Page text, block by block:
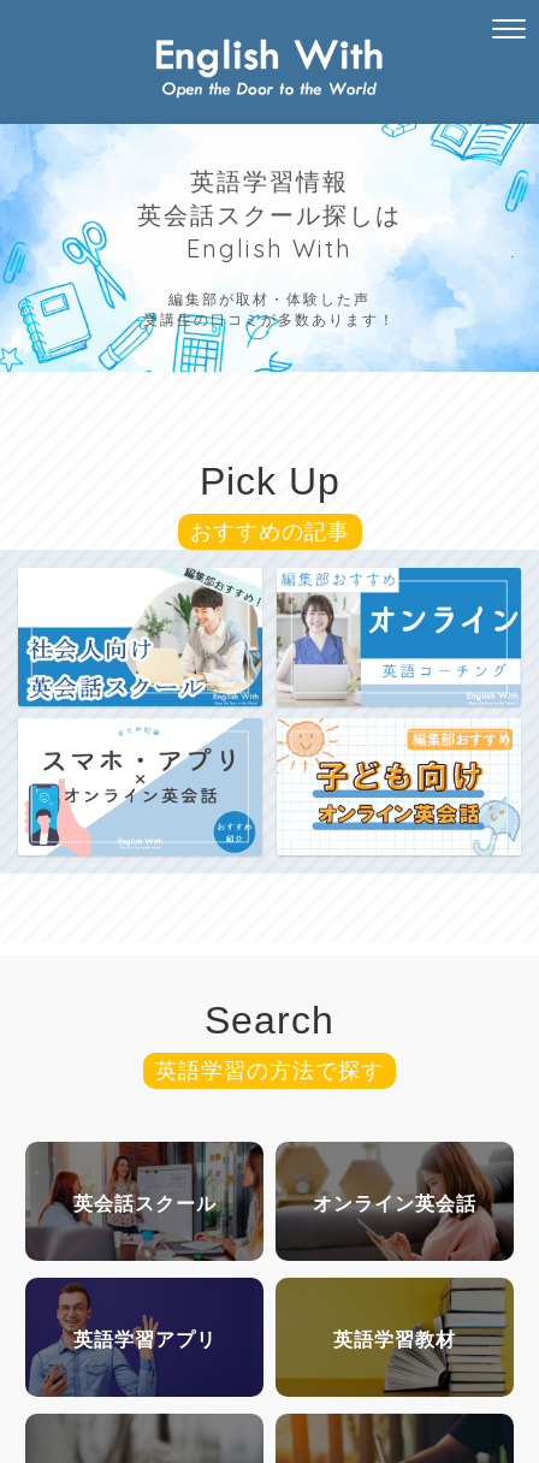
英語学習情報
英会話スクール探しは
English With
編集部が取材・体験した声
受講生の口コミが多数あります！
Pick Up
おすすめの記事
Search
英語学習の方法で探す
英会話スクール オンライン英会話
英語学習アプリ 英語学習教材